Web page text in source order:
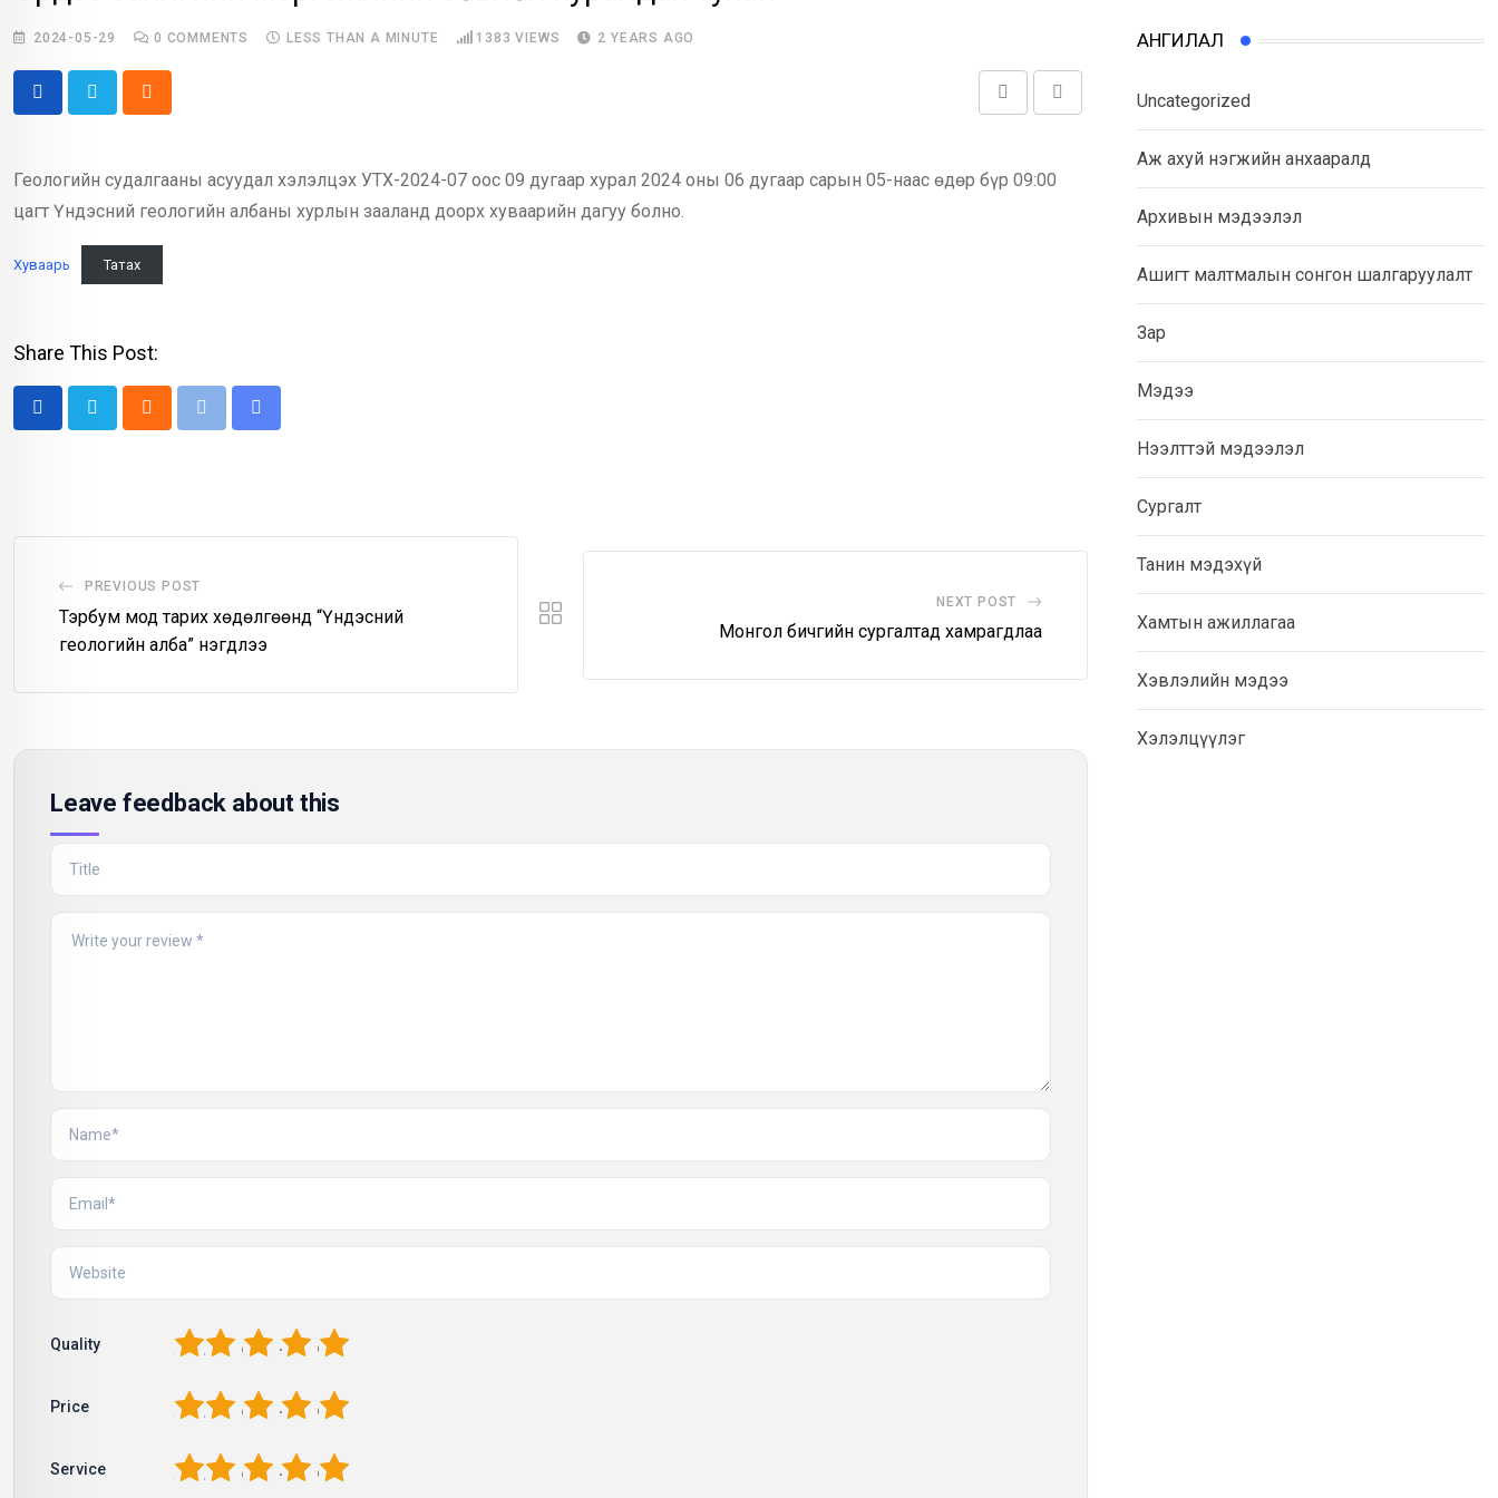
2024-05-29 0 COMMENTS LESS THAN A MINUTE 1383 VIEWS 2 YEARS AGO
Email
Геологийн судалгааны асуудал хэлэлцэх УТХ-2024-07 оос 09 дугаар хурал 2024 оны 06 дугаар сарын 05-наас өдөр бүр 09:00
цагт Үндэсний геологийн албаны хурлын зааланд доорх хуваарийн дагуу болно.
Хуваарь Татах
Share This Post:
PREVIOUS POST
Тэрбум мод тарих хөдөлгөөнд “Үндэсний
геологийн алба” нэгдлээ
NEXT POST
Монгол бичгийн сургалтад хамрагдлаа
Leave feedback about this
Quality 5
4
3
2
Price 5
4
3
2
Service 5
4
3
2
АНГИЛАЛ
Uncategorized
Аж ахуй нэгжийн анхааралд
Архивын мэдээлэл
Ашигт малтмалын сонгон шалгаруулалт
Зар
Мэдээ
Нээлттэй мэдээлэл
Сургалт
Танин мэдэхүй
Хамтын ажиллагаа
Хэвлэлийн мэдээ
Хэлэлцүүлэг